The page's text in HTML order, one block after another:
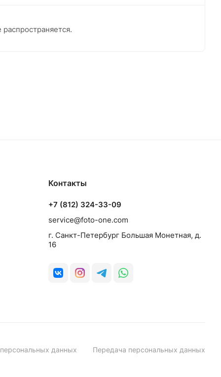
Контакты
+7 (812) 324-33-09
service@foto-one.com
г. Санкт-Петербург Большая Монетная, д.
16
данных Передача персональных данных